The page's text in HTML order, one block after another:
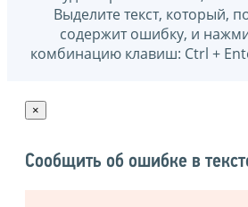
Выделите текст, который,
содержит ошибку, и
комбинацию клавиш: Ctrl +
×
Сообщить об ошибке в